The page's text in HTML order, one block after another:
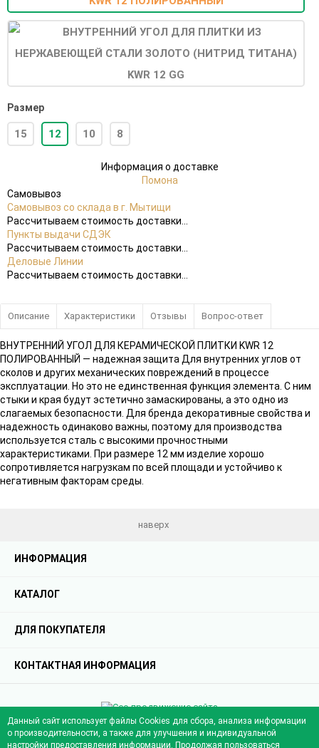
Размер
15 12 10 8
Информация о доставке
Помона
Самовывоз
Самовывоз со склада в г. Мытищи
Рассчитываем стоимость доставки...
Пункты выдачи СДЭК
Рассчитываем стоимость доставки...
Деловые Линии
Рассчитываем стоимость доставки...
Описание Характеристики Отзывы Вопрос-ответ
ВНУТРЕННИЙ УГОЛ ДЛЯ КЕРАМИЧЕСКОЙ ПЛИТКИ KWR 12
ПОЛИРОВАННЫЙ — надежная защита Для внутренних углов от
сколов и других механических повреждений в процессе
эксплуатации. Но это не единственная функция элемента. С ним
стыки и края будут эстетично замаскированы, а это одно из
слагаемых безопасности. Для бренда декоративные свойства и
надежность одинаково важны, поэтому для производства
используется сталь с высокими прочностными
характеристиками. При размере 12 мм изделие хорошо
сопротивляется нагрузкам по всей площади и устойчиво к
негативным факторам среды.
наверх
ИНФОРМАЦИЯ
КАТАЛОГ
ДЛЯ ПОКУПАТЕЛЯ
КОНТАКТНАЯ ИНФОРМАЦИЯ
Сео продвижение сайтаот компании Demis Group
© 2013 - 2024 Profil-mo.ru - Официальный сайт компании "Профиль-МО"
Данный сайт использует файлы Cookies для сбора, анализа информации
о производительности, а также для улучшения и индивидуальной
настройки предоставления информации. Продолжая пользоваться